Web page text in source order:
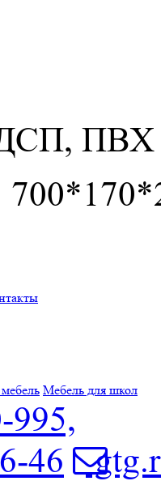
ПВХ
Мебель для школ
995,
46